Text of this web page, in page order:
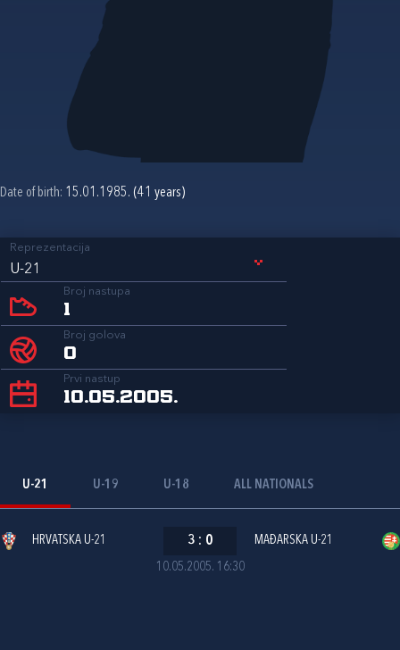
Date of birth: 15.01.1985. (41 years)
Reprezentacija
U-21
Broj nastupa
1
Broj golova
0
Prvi nastup
10.05.2005.
U-21 U-19 U-18 ALL NATIONALS
10.05.2005. 16:30
HRVATSKA U-21 3 : 0 MAĐARSKA U-21